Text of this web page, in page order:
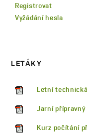
Registrovat
Vyžádání hesla
LETÁKY
Letní
Jarní přípravný
Kurz počítání